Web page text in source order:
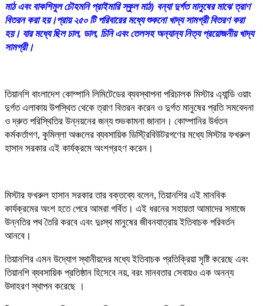
মাঠ এবং বাকশিমুল চৌহমনি প্রাইমারি স্কুল মাঠ) বন্যা দুর্গত মানুষের মাঝে ত্রাণ
বিতরন করা হয়।প্রায় ২৫০ টি পরিবারের মধ্যে শুকনো খাদ্য সামগ্রী বিতরণ করা
হয়। যার মধ্যে ছিল চাল, ডাল, চিনি এবং তেলসহ অন্যান্য নিত্য প্রয়োজনীয় খাদ্য
সামগ্রী।
তিয়ানশি বাংলাদেশ কোম্পানি লিমিটেডের ব্যবস্থাপনা পরিচালক মিস্টার এ্যান্ডি ওয়াং
দুর্গত এলাকায় উপস্থিত থেকে ত্রাণ বিতরন করেন ও দুর্গত মানুষের প্রতি সমবেদনা
ও দ্রুত পরিস্থিতির উন্নয়নের জন্য শুভকামনা জানান। কোম্পানির উর্ধতন
কর্মকর্তাগণ, কুমিল্লা অঞ্চলের ব্যবসায়িক ডিস্ট্রিবিউটরগণের মধ্যে মিস্টার ফখরুল
হাসান সরকার এই কার্যক্রমে অংশগ্রহণ করেন।
মিস্টার ফখরুল হাসান সরকার তার বক্তব্যে বলেন, তিয়ানশির এই মানবিক
কার্যক্রমের অংশ হতে পেরে আমরা গর্বিত। এই ধরনের সহায়তা আমাদের সমাজে
উন্নতির পথ তৈরি করবে এবং দুঃস্থ মানুষের জীবনযাত্রায় ইতিবাচক পরিবর্তন
আনবে।
তিয়ানশির এমন উদ্যোগ স্থানীয়দের মধ্যে ইতিবাচক প্রতিক্রিয়া সৃষ্টি করেছে এবং
তিয়ানশি ব্যবসায়িক প্রতিষ্ঠান হিসেবে নয়, বরং মানবতার সেবায়ও এক অনন্য
উদাহরণ স্থাপন করেছে ।